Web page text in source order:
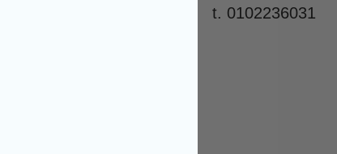
t. 0102236031